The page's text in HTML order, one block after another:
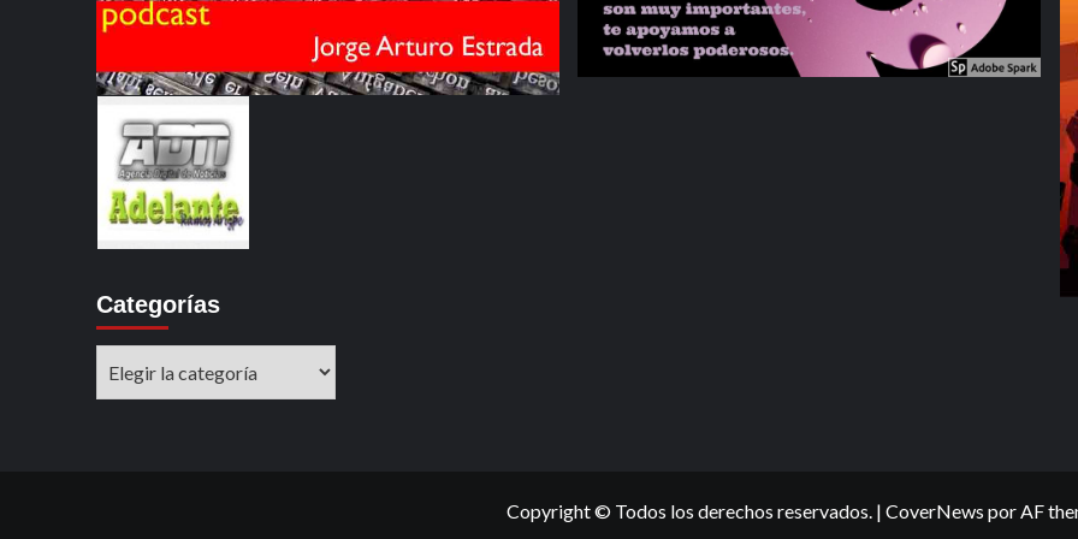
Categorías
Copyright © Todos los derechos reservados. | CoverNews por AF